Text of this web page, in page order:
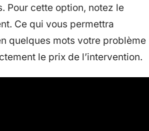
Pour cette option, notez le
Ce qui vous permettra
quelques mots votre problème
le prix de l’intervention.